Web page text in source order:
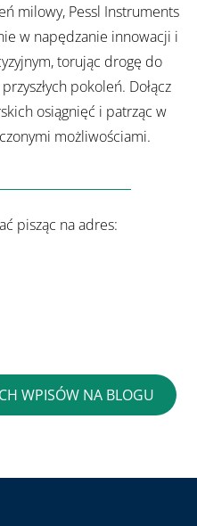
milowy, Pessl Instruments
w napędzanie innowacji i
torując drogę do
pokoleń. Dołącz
osiągnięć i patrząc w
możliwościami.
pisząc na adres:
WPISÓW NA BLOGU